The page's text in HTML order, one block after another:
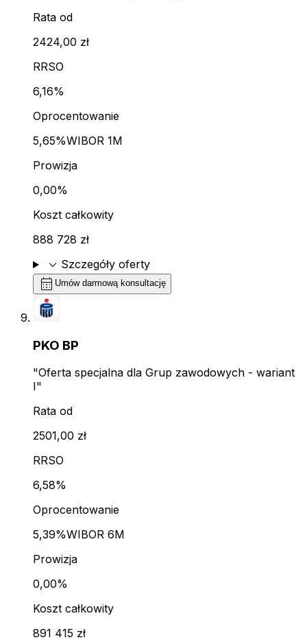
Rata od
2424,00 zł
RRSO
6,16%
Oprocentowanie
5,65%WIBOR 1M
Prowizja
0,00%
Koszt całkowity
888 728 zł
expand_more Szczegóły oferty
calendar_month Umów darmową konsultację
PKO BP
"Oferta specjalna dla Grup zawodowych - wariant
I"
Rata od
2501,00 zł
RRSO
6,58%
Oprocentowanie
5,39%WIBOR 6M
Prowizja
0,00%
Koszt całkowity
891 415 zł